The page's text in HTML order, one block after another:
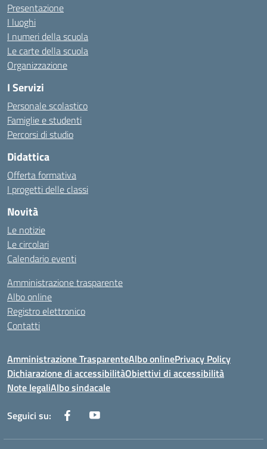
Presentazione
I luoghi
I numeri della scuola
Le carte della scuola
Organizzazione
I Servizi
Personale scolastico
Famiglie e studenti
Percorsi di studio
Didattica
Offerta formativa
I progetti delle classi
Novità
Le notizie
Le circolari
Calendario eventi
Amministrazione trasparente
Albo online
Registro elettronico
Contatti
Amministrazione TrasparenteAlbo onlinePrivacy Policy
Dichiarazione di accessibilitàObiettivi di accessibilità
Note legaliAlbo sindacale
Seguici su: